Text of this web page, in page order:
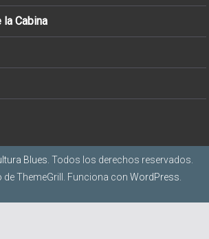
Cabina
Blues. Todos los derechos reservados.
de ThemeGrill. Funciona con WordPress.